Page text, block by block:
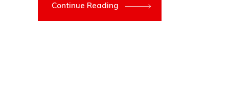
Continue Reading